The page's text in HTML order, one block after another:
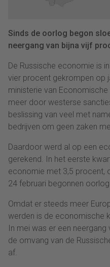
Sinds de oorlog begon
neergang van bijna vijf
De Russische economie is
vier procent gekrompen op
ministerie van
meer door westerse
beslissing van veel met
bedrijven om geen zaken
Daardoor werd al op een
gerekend. In het eerste
economie met 3,5 procent,
24 februari begonnen oorlog
Omdat er steeds meer
werden is de economische
In mei was er een
de omvang van de
af.